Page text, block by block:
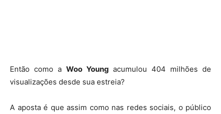
Então como a Woo Young acumulou 404 milhões de
visualizações desde sua estreia?
A aposta é que assim como nas redes sociais, o público